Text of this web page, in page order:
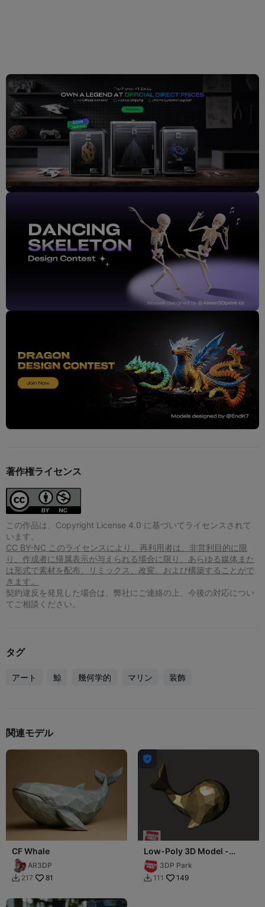
著作権ライセンス
この作品は、Copyright License 4.0 に基づいてライセンスされて
います。
CC BY-NC このライセンスにより、再利用者は、非営利目的に限
り、作成者に帰属表示が与えられる場合に限り、あらゆる媒体また
は形式で素材を配布、リミックス、改変、および構築することがで
きます。
契約違反を発見した場合は、弊社にご連絡の上、今後の対応につい
てご相談ください。
タグ
アート 鯨 幾何学的 マリン 装飾
関連モデル
CF Whale
AR3DP
 217 81

Low-Poly 3D Model -
whale 低面數-鯨魚
3DP Park
 111 149